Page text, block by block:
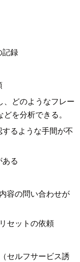
記録
、どのようなフレー
を分析できる。
るような手間が不
る
容の問い合わせが
セットの依頼
セルフサービス誘